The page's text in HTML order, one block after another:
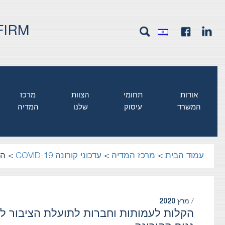
אודות
המשרד
תחומי
עיסוק
הצוות
שלנו
מרכז
המדיה
עמוד הבית > מרכז המדיה > עדכוני קורונה COVID-19 >
/ מרץ 2020
הקלות לעמותות וחברות לתועלת